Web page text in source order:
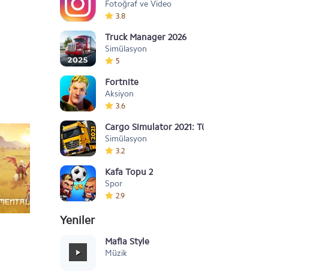
Fotoğraf ve Video
3.8
Truck Manager 2026
Simülasyon
5
Fortnite
Aksiyon
3.6
Cargo Simulator 2021: Türkiye
Simülasyon
3.2
Kafa Topu 2
Spor
2.9
Yeniler
Mafia Style
Müzik